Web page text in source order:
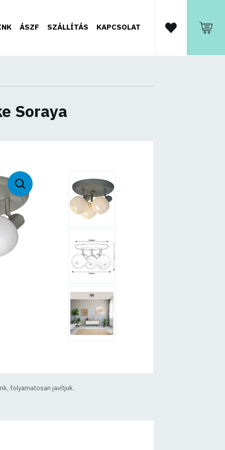
ÁSZF SZÁLLÍTÁS KAPCSOLAT
Soraya
folyamatosan javítjuk.